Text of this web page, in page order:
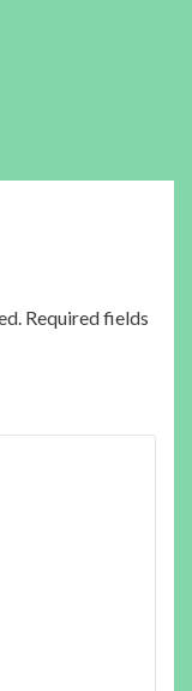
Required fields